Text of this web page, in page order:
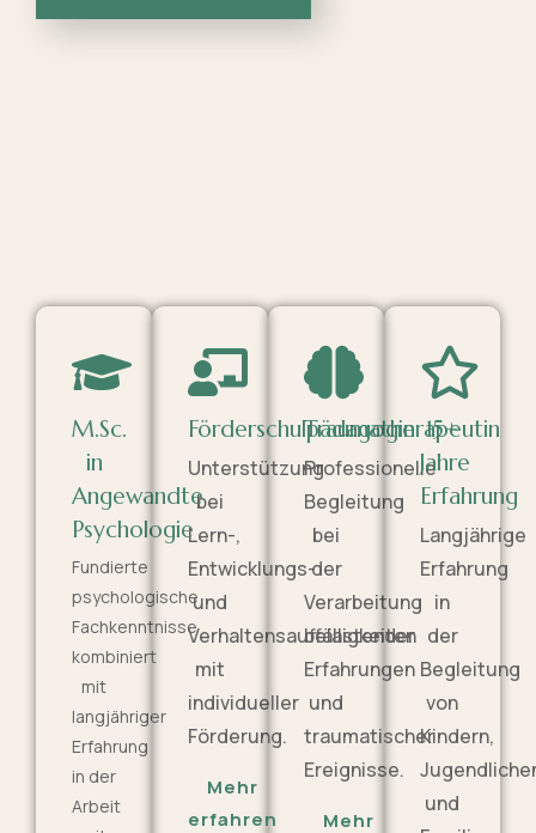
M.Sc.
in
Angewandte
Psychologie
Fundierte
psychologische
Fachkenntnisse
kombiniert
mit
langjähriger
Erfahrung
in der
Arbeit
Förderschulpädagogin
Unterstützung
bei
Lern-,
Entwicklungs-
und
Verhaltensauffälligkeiten
mit
individueller
Förderung.
Mehr
erfahren
Traumatherapeutin
Professionelle
Begleitung
bei
der
Verarbeitung
belastender
Erfahrungen
und
traumatischer
Ereignisse.
Mehr
15+
Jahre
Erfahrung
Langjährige
Erfahrung
in
der
Begleitung
von
Kindern,
und